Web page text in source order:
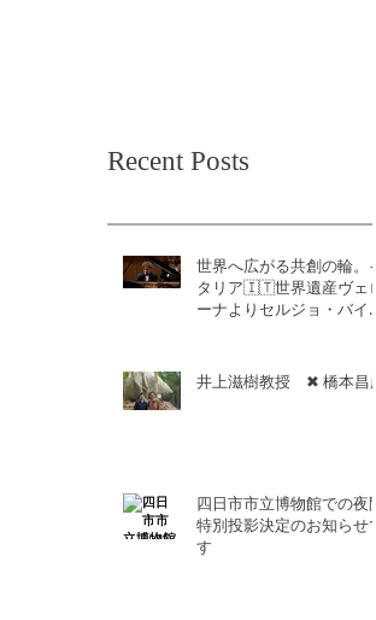
Recent Posts
世界へ広がる共創の輪。イ
タリア🇮🇹世界遺産ヴェロ
ーナよりセルジョ・バイエ
井上滋樹教授 ✖︎ 橋本昌彦
四日市市立博物館での夜間
特別投影決定のお知らせで
す